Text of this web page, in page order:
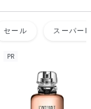
セール スーパー
PR